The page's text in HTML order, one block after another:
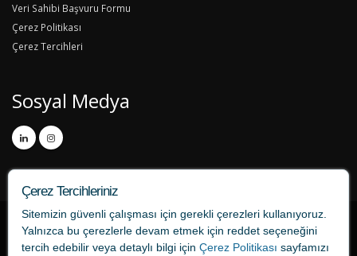
Veri Sahibi Başvuru Formu
Çerez Politikası
Çerez Tercihleri
Sosyal Medya
Çerez Tercihleriniz
Sitemizin güvenli çalışması için gerekli çerezleri kullanıyoruz.
Yalnızca bu çerezlerle devam etmek için reddet seçeneğini
tercih edebilir veya detaylı bilgi için Çerez Politikası sayfamızı